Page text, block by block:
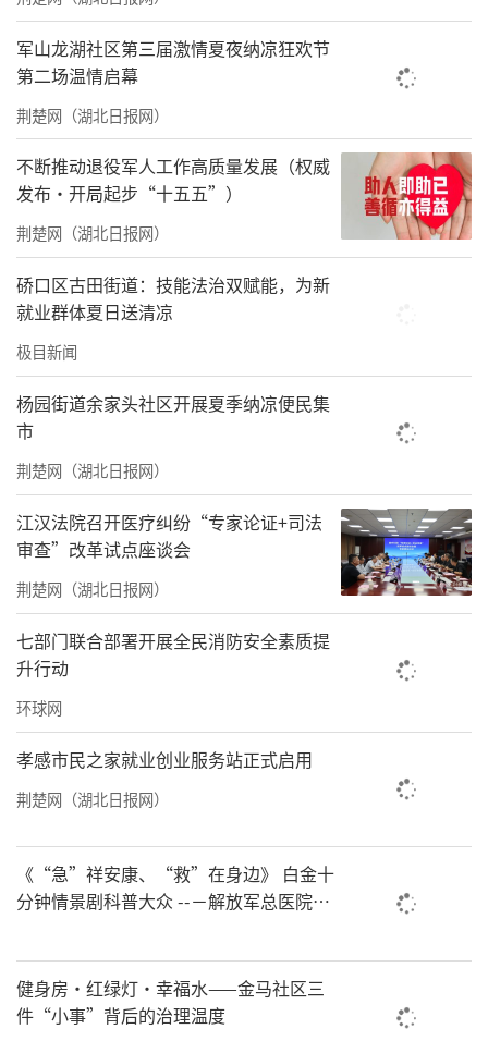
“爱心服务队”官兵在走访路上。
极目远眺，冰川洁白晶莹，状如刀劈斧凿。乌
鲁木齐河已结冰，倒映着斑驳山影。山河之
间，是被积雪覆盖的绵延草场。
壮美山川，是哈萨克族牧民世代生活的家
园，也是人民子弟兵接力守护的大好河山。
1984年，新疆军区某基地某保障队的前身部队
进驻这里，与牧区数十户哈萨克族牧民比邻而
居。40多年来，官兵与牧民生活在同一片土
地，守望相助，成为天山脚下的“一家人”。
近年来，为更好服务驻地牧民，保障队为
附近7个牧区及5户零散牧民开通“爱心热
线”，并组建“爱心服务队”，定期到牧民家
中开展宣讲、巡诊、维修等帮扶活动，“一家
人”的感情愈加亲密。
“用牧民的话讲牧民关心的事”
“艾力，你回来啦！”
牧区哈萨克族青年艾孜热提艾力·艾德
寒假刚刚回到家，保障队“爱心服务队”成
员、哈萨克族战士地力亚尔·吐达洪就来到他
“上次来的时候，艾德力·海萨大叔特意
向我们咨询现在参军入伍的政策。叔叔阿姨让
军山龙湖社区第三届激情夏夜纳凉狂欢节
第二场温情启幕
荆楚网（湖北日报网）
不断推动退役军人工作高质量发展（权威
发布·开局起步“十五五”）
荆楚网（湖北日报网）
硚口区古田街道：技能法治双赋能，为新
就业群体夏日送清凉
极目新闻
杨园街道余家头社区开展夏季纳凉便民集
市
荆楚网（湖北日报网）
江汉法院召开医疗纠纷“专家论证+司法
审查”改革试点座谈会
荆楚网（湖北日报网）
七部门联合部署开展全民消防安全素质提
升行动
环球网
孝感市民之家就业创业服务站正式启用
荆楚网（湖北日报网）
《“急”祥安康、“救”在身边》 白金十
分钟情景剧科普大众 --－解放军总医院首
浸义诊活动
健身房·红绿灯·幸福水——金马社区三
件“小事”背后的治理温度